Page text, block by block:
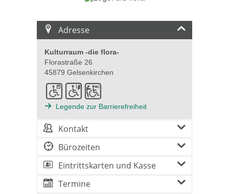
Adresse
Kulturraum -die flora-
Florastraße 26
45879 Gelsenkirchen
Legende zur Barrierefreiheit
Kontakt
Bürozeiten
Eintrittskarten und Kasse
Termine